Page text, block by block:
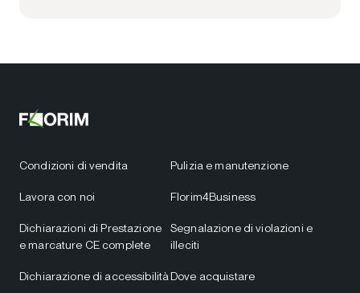
Condizioni di vendita
Lavora con noi
Dichiarazioni di Prestazione
e marcature CE complete
Dichiarazione di accessibilità
Pulizia e manutenzione
Florim4Business
Segnalazione di violazioni e
illeciti
Dove acquistare